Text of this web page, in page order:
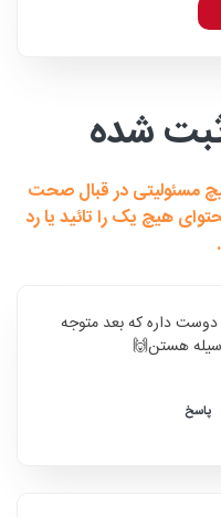
شده
مسئولیتی در قبال صحت
هیچ یک را تائید یا رد
دوست داره که بعد متوجه
هستن🙌
پاسخ